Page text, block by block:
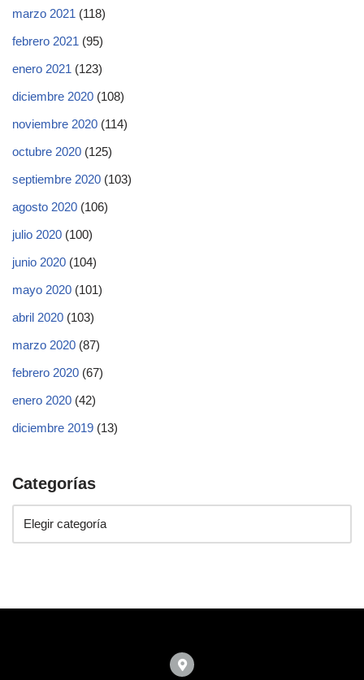
marzo 2021 (118)
febrero 2021 (95)
enero 2021 (123)
diciembre 2020 (108)
noviembre 2020 (114)
octubre 2020 (125)
septiembre 2020 (103)
agosto 2020 (106)
julio 2020 (100)
junio 2020 (104)
mayo 2020 (101)
abril 2020 (103)
marzo 2020 (87)
febrero 2020 (67)
enero 2020 (42)
diciembre 2019 (13)
Categorías